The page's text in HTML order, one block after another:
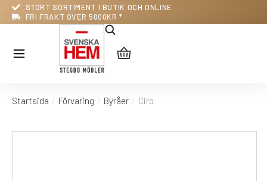
STORT SORTIMENT I BUTIK OCH ONLINE
FRI FRAKT ÖVER 5000KR *
Du är här:
Startsida Förvaring Byråer Ciro